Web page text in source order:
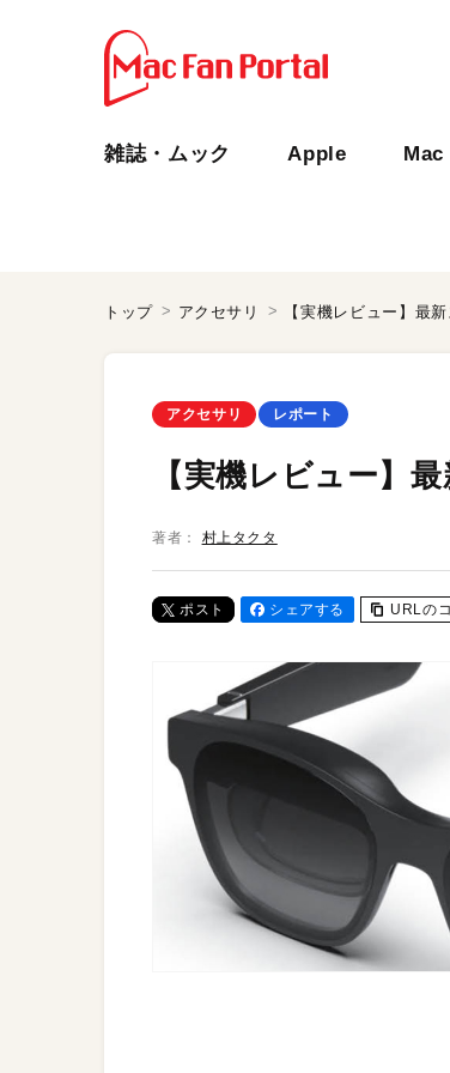
雑誌・ムック Apple Mac
トップ アクセサリ 【実機レビュー】最
アクセサリ レポート
【実機レビュー】
著者： 村上タクタ
ポスト シェアする URLの